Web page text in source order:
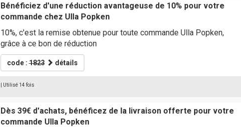
Bénéficiez d'une réduction avantageuse de 10% pour votre
commande chez Ulla Popken
10%, c'est la remise obtenue pour toute commande Ulla Popken,
grâce à ce bon de réduction
code :1823 détails
| Utilisé 14 fois
Dès 39€ d'achats, bénéficez de la livraison offerte pour votre
commande Ulla Popken